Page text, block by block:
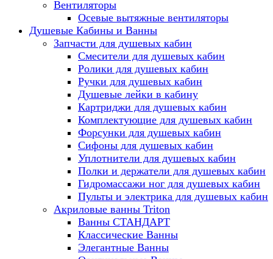
Вентиляторы
Осевые вытяжные вентиляторы
Душевые Кабины и Ванны
Запчасти для душевых кабин
Смесители для душевых кабин
Ролики для душевых кабин
Ручки для душевых кабин
Душевые лейки в кабину
Картриджи для душевых кабин
Комплектующие для душевых кабин
Форсунки для душевых кабин
Сифоны для душевых кабин
Уплотнители для душевых кабин
Полки и держатели для душевых кабин
Гидромассажи ног для душевых кабин
Пульты и электрика для душевых кабин
Акриловые ванны Triton
Ванны СТАНДАРТ
Классические Ванны
Элегантные Ванны